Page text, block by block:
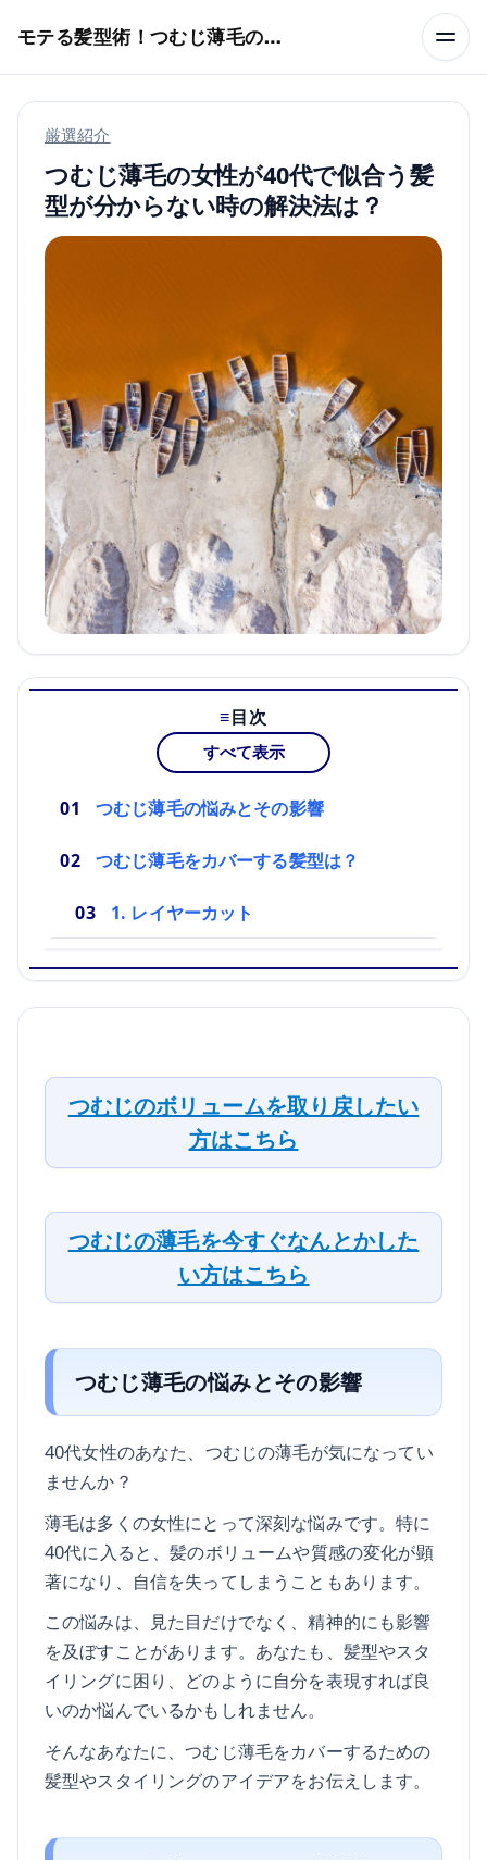
モテる髪型術！つむじ薄毛の隠し方
厳選紹介
つむじ薄毛の女性が40代で似合う髪
型が分からない時の解決法は？
目次
すべて表示
つむじ薄毛の悩みとその影響
つむじ薄毛をカバーする髪型は？
1. レイヤーカット
つむじのボリュームを取り戻したい
方はこちら
つむじの薄毛を今すぐなんとかした
い方はこちら
つむじ薄毛の悩みとその影響
40代女性のあなた、つむじの薄毛が気になってい
ませんか？
薄毛は多くの女性にとって深刻な悩みです。特に
40代に入ると、髪のボリュームや質感の変化が顕
著になり、自信を失ってしまうこともあります。
この悩みは、見た目だけでなく、精神的にも影響
を及ぼすことがあります。あなたも、髪型やスタ
イリングに困り、どのように自分を表現すれば良
いのか悩んでいるかもしれません。
そんなあなたに、つむじ薄毛をカバーするための
髪型やスタイリングのアイデアをお伝えします。